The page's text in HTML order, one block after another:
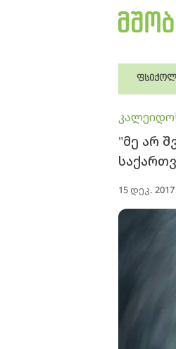
"მე არ
15 დეკ. 2017